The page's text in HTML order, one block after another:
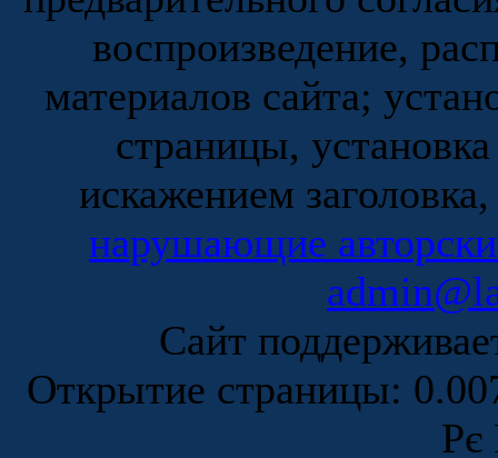
воспроизведение,
материалов сайта;
страницы,
искажением
нарушающие
Сайт
Открытие страницы:
Рє